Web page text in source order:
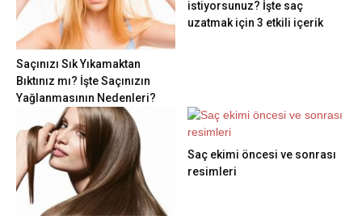
Saçınızı Sık Yıkamaktan
Bıktınız mı? İşte Saçınızın
Yağlanmasının Nedenleri?
istiyorsunuz? İşte saç
uzatmak için 3 etkili içerik
Saç ekimi öncesi ve sonrası
resimleri